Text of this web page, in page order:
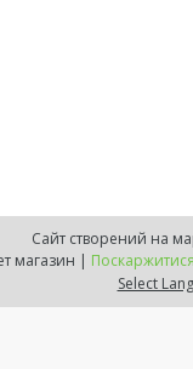
Сайт створений на
"ТехБаза" Інтернет магазин |
Select